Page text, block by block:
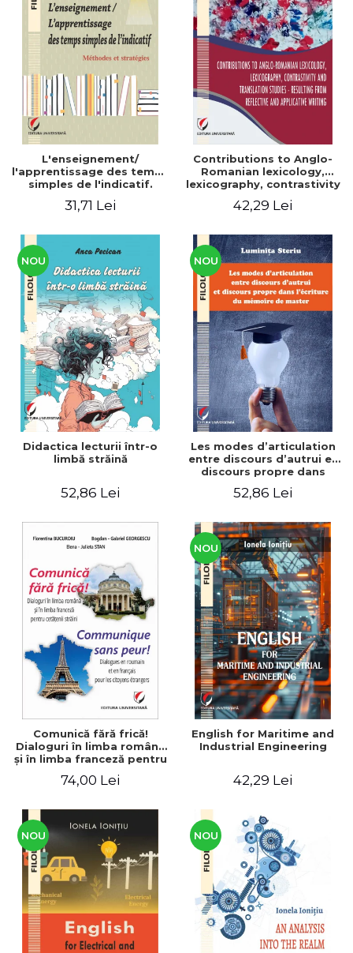
L'enseignement/
l'apprentissage des temps
simples de l'indicatif.
31,71 Lei
Contributions to Anglo-
Romanian lexicology,
lexicography, contrastivity
Resulting from reflective
42,29 Lei
NOU
Didactica lecturii într-o
limbă străină
52,86 Lei
NOU
Les modes d’articulation
entre discours d’autrui et
discours propre dans
master
52,86 Lei
Comunică fără frică!
Dialoguri în limba română
şi în limba franceză pentru
străini/Communique sans
roumain et en français
pour les citoyens
étrangers
74,00 Lei
NOU
English for Maritime and
Industrial Engineering
42,29 Lei
NOU NOU